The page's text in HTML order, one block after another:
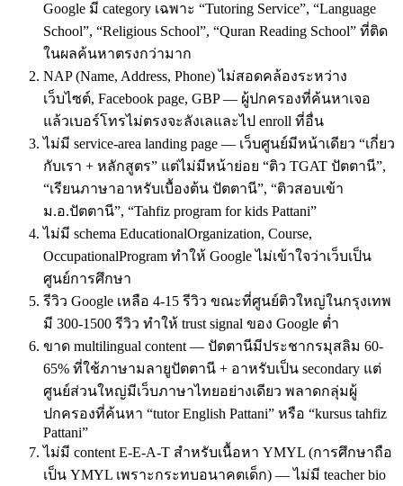
Google มี category เฉพาะ “Tutoring Service”, “Language
School”, “Religious School”, “Quran Reading School” ที่ติด
ในผลค้นหาตรงกว่ามาก
NAP (Name, Address, Phone) ไม่สอดคล้องระหว่าง
เว็บไซต์, Facebook page, GBP — ผู้ปกครองที่ค้นหาเจอ
แล้วเบอร์โทรไม่ตรงจะลังเลและไป enroll ที่อื่น
ไม่มี service-area landing page — เว็บศูนย์มีหน้าเดียว “เกี่ยว
กับเรา + หลักสูตร” แต่ไม่มีหน้าย่อย “ติว TGAT ปัตตานี”,
“เรียนภาษาอาหรับเบื้องต้น ปัตตานี”, “ติวสอบเข้า
ม.อ.ปัตตานี”, “Tahfiz program for kids Pattani”
ไม่มี schema EducationalOrganization, Course,
OccupationalProgram ทำให้ Google ไม่เข้าใจว่าเว็บเป็น
ศูนย์การศึกษา
รีวิว Google เหลือ 4-15 รีวิว ขณะที่ศูนย์ติวใหญ่ในกรุงเทพ
มี 300-1500 รีวิว ทำให้ trust signal ของ Google ต่ำ
ขาด multilingual content — ปัตตานีมีประชากรมุสลิม 60-
65% ที่ใช้ภาษามลายูปัตตานี + อาหรับเป็น secondary แต่
ศูนย์ส่วนใหญ่มีเว็บภาษาไทยอย่างเดียว พลาดกลุ่มผู้
ปกครองที่ค้นหา “tutor English Pattani” หรือ “kursus tahfiz
Pattani”
ไม่มี content E-E-A-T สำหรับเนื้อหา YMYL (การศึกษาถือ
เป็น YMYL เพราะกระทบอนาคตเด็ก) — ไม่มี teacher bio